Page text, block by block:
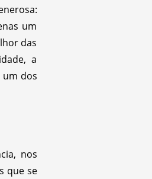
um
das
a
um dos
nos
que se